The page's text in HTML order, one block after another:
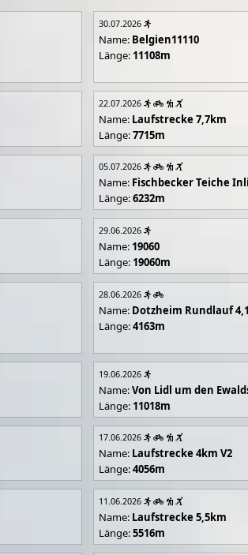
30.07.2026
Name: Belgien11110
Länge: 11108m
22.07.2026
Name: Laufstrecke 7,7km
Länge:7715m
05.07.2026
Name: Fischbecker Teiche
Länge:6232m
29.06.2026
Name: 19060
Länge: 19060m
28.06.2026
Name: Dotzheim Rundlauf
Länge:4163m
19.06.2026
Name:Von Lidl um den
Länge: 11018m
17.06.2026
Name: Laufstrecke 4km V2
Länge:4056m
11.06.2026
Name: Laufstrecke 5,5km
Länge:5516m